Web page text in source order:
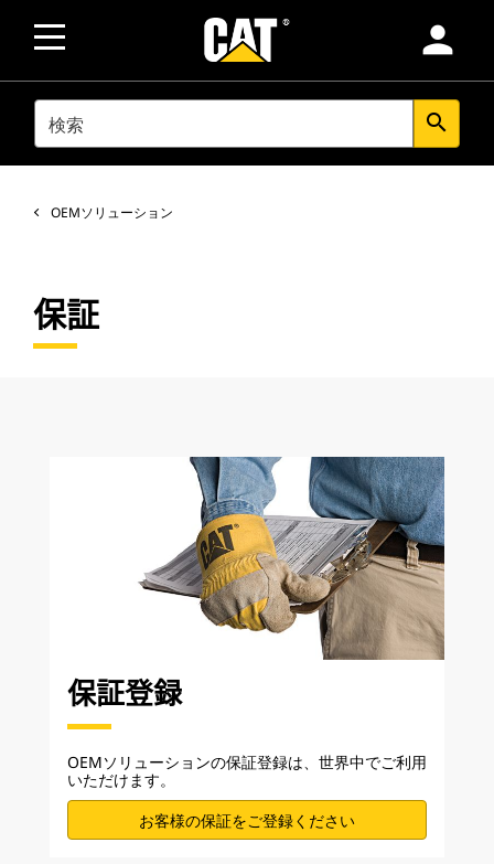
person
SEARCH search
OEMソリューション
保証
保証登録
OEMソリューションの保証登録は、世界中でご利用
いただけます。
お客様の保証をご登録ください